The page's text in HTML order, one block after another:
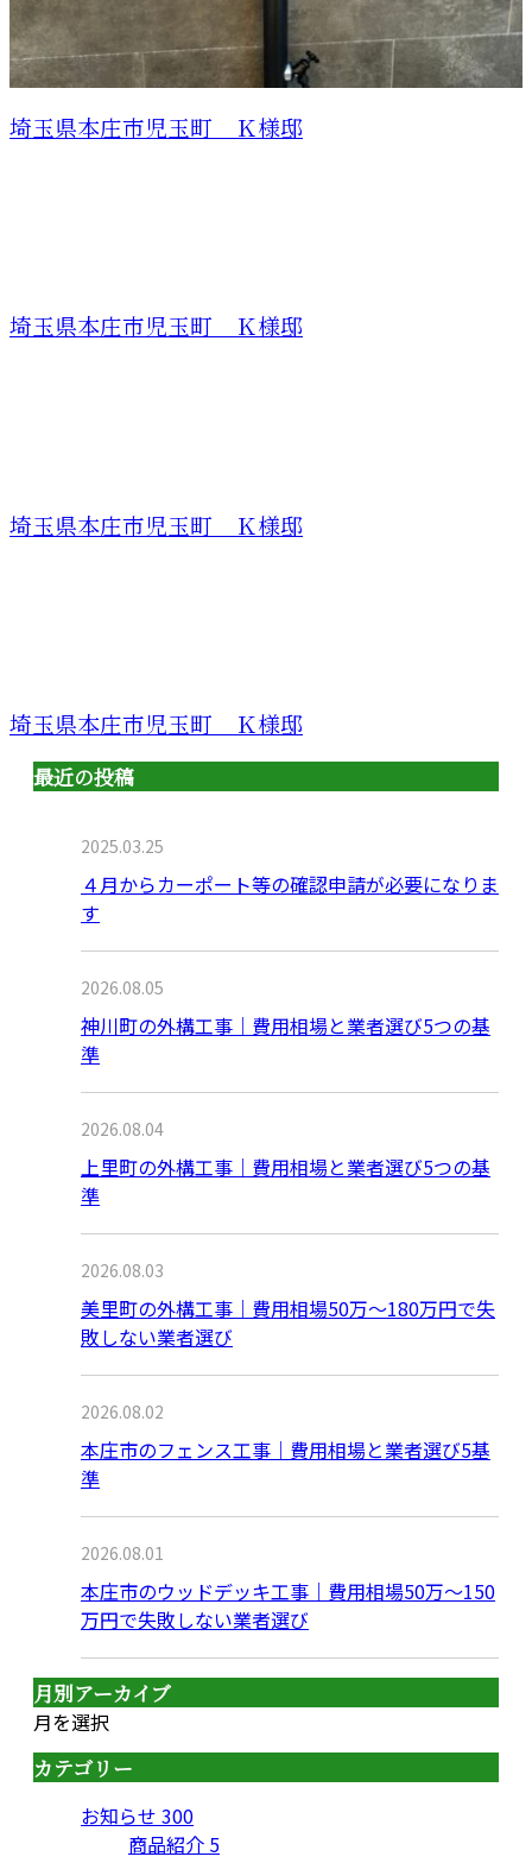
埼玉県本庄市児玉町 Ｋ様邸
埼玉県本庄市児玉町 Ｋ様邸
埼玉県本庄市児玉町 Ｋ様邸
埼玉県本庄市児玉町 Ｋ様邸
最近の投稿
2025.03.25
４月からカーポート等の確認申請が必要になりま
す
2026.08.05
神川町の外構工事｜費用相場と業者選び5つの基
準
2026.08.04
上里町の外構工事｜費用相場と業者選び5つの基
準
2026.08.03
美里町の外構工事｜費用相場50万〜180万円で失
敗しない業者選び
2026.08.02
本庄市のフェンス工事｜費用相場と業者選び5基
準
2026.08.01
本庄市のウッドデッキ工事｜費用相場50万〜150
万円で失敗しない業者選び
月別アーカイブ
月を選択
カテゴリー
お知らせ 300
商品紹介 5